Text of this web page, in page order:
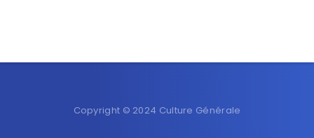
Copyright © 2024 Culture Générale